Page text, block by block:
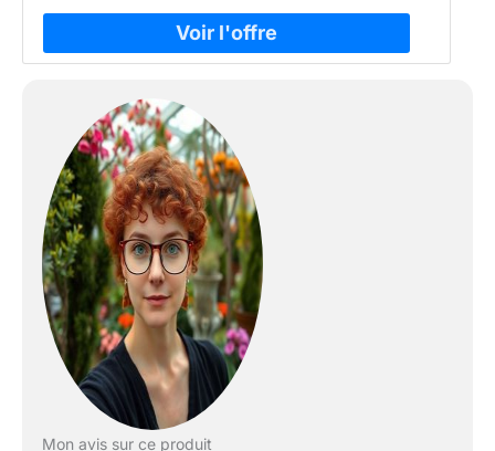
Mon avis sur ce produit